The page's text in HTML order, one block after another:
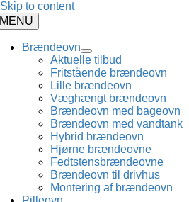
Skip to content
MENU
Brændeovn
Aktuelle tilbud
Fritstående brændeovn
Lille brændeovn
Væghængt brændeovn
Brændeovn med bageovn
Brændeovn med vandtank
Hybrid brændeovn
Hjørne brændeovne
Fedtstensbrændeovne
Brændeovn til drivhus
Montering af brændeovn